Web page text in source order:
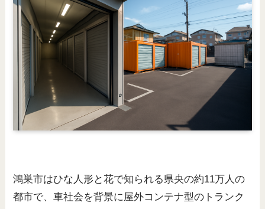
鴻巣市はひな人形と花で知られる県央の約11万人の
都市で、車社会を背景に屋外コンテナ型のトランク